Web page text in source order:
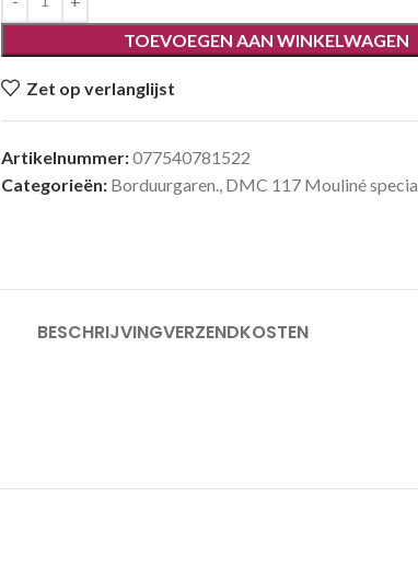
TOEVOEGEN AAN WINKELWAGEN
Zet op verlanglijst
Artikelnummer:077540781522
Categorieën: Borduurgaren., DMC 117 Mouliné
BESCHRIJVINGVERZENDKOSTEN